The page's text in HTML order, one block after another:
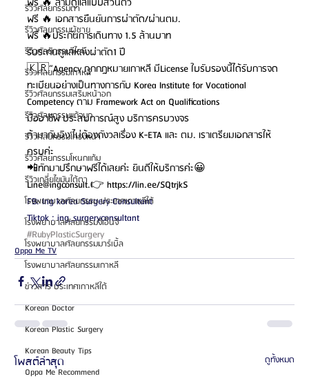
รีวิวศัลยกรรมตา
รีวิวศัลยกรรมผู้ชาย
รีวิวศัลยกรรมวีไลน์
รีวิวศัลยกรรมเกาหลี
รีวิวศัลยกรรมเสริมหน้าอก
รีวิวศัลยกรรมแก้จมูก
รีวิวศัลยกรรมโครงหน้า
รีวิวศัลยกรรมโหนกแก้ม
รีวิวเกลี่ยไขมันใต้ตา
โรงพยาบาลศัลยกรรม ประเทศเกาหลีใต้
โรงพยาบาลศัลยกรรมจีเอ็นจี
โรงพยาบาลศัลยกรรมมาร์เบิ้ล
โรงพยาบาลศัลยกรรมเกาหลี
ข่าวสาร ประเทศเกาหลีใต้
Korean Doctor
Korean Plastic Surgery
Korean Beauty Tips
Oppa Me Recommend
ฟรี 🔥 เอกสารยืนยันการผ่าตัด/ผ่านตม.
ฟรี 🔥ประกันการเดินทาง 1.5 ล้านบาท
รับระกันดูแลหลังผ่าตัด1 ปี
🇰🇷“Agency ถูกกฎหมายเกาหลี มีLicense ใบรับรองนี้ได้รับการจด
ทะเบียนอย่างเป็นทางการกับ Korea Institute for Vocational
Competency ตาม Framework Act on Qualifications
มืออาชีพ ประสบการณ์สูง บริการครบวงจร
ถ้ามากับอิง ไม่ต้องกังวลเรื่อง K-ETA และ ตม. เราเตรียมเอกสารให้
ครบค่ะ
📲ทักมาปรึกษาฟรีได้เลยค่ะ ยินดีให้บริการค่ะ😀
Line@ingconsult.👉 https://lin.ee/SQtrjkS
FB: Ing korea Surgery Consultant
Tiktok : ing_surgeryconsultant
#RubyPlasticSurgery
Oppa Me TV
โพสต์ล่าสุด ดูทั้งหมด